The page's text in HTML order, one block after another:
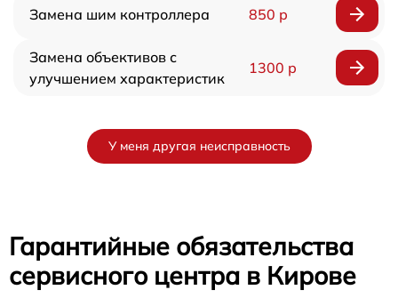
Замена шим контроллера 850 р
Замена объективов с
улучшением характеристик
1300 р
У меня другая неисправность
Гарантийные обязательства
сервисного центра в Кирове